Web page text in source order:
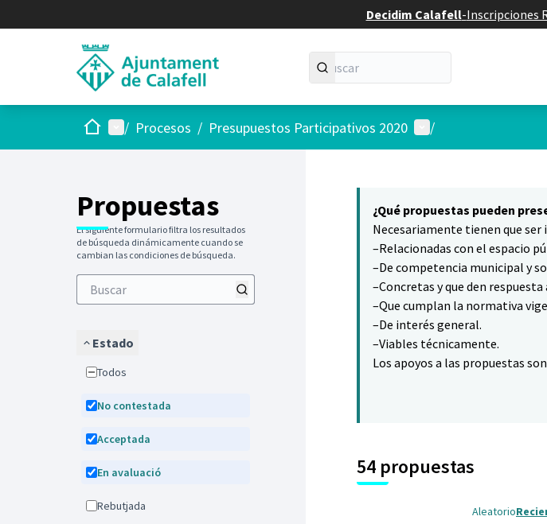
Decidim Calafell-Inscripciones
InicioMenú principal
/ Procesos / Presupuestos Participativos 2020 Menú de usuario
/
Propuestas
El siguiente formulario filtra los resultados
de búsqueda dinámicamente cuando se
cambian las condiciones de búsqueda.
Estado
Todos
No contestada
Acceptada
En avaluació
Rebutjada
¿Qué propuestas pueden
Necesariamente tienen que ser
–Relacionadas con el espacio
–De competencia municipal y
–Concretas y que den
–Que cumplan la normativa
–De interés general.
–Viables técnicamente.
Los apoyos a las propuestas
54 propuestas
Aleatorio